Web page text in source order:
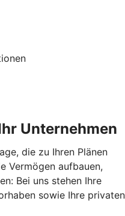
Unternehmen
die zu Ihren Plänen
Vermögen aufbauen,
Bei uns stehen Ihre
sowie Ihre privaten